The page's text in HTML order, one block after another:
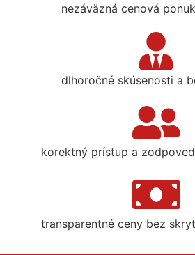
nezáväzná cenová
dlhoročné skúsenosti a
korektný prístup a
transparentné ceny bez